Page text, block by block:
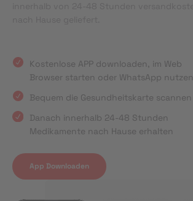
Kostenlose APP downloaden, im Web
Browser starten oder WhatsApp nutzen
Bequem die Gesundheitskarte scannen
Danach innerhalb 24-48 Stunden
Medikamente nach Hause erhalten
App Downloaden